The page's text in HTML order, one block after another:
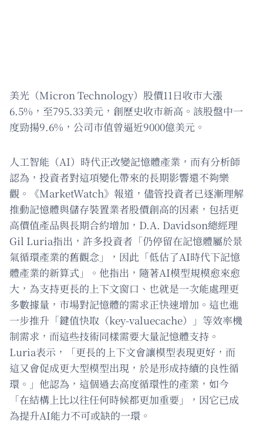
美光（Micron Technology）股價11日收市大漲
6.5%，至795.33美元，創歷史收市新高。該股盤中一
度勁揚9.6%，公司市值曾逼近9000億美元。
人工智能（AI）時代正改變記憶體產業，而有分析師
認為，投資者對這項變化帶來的長期影響還不夠樂
觀。《MarketWatch》報道，儘管投資者已逐漸理解
推動記憶體與儲存裝置業者股價創高的因素，包括更
高價值產品與長期合約增加，D.A. Davidson總經理
Gil Luria指出，許多投資者「仍停留在記憶體屬於景
氣循環產業的舊觀念」，因此「低估了AI時代下記憶
體產業的新算式」。他指出，隨著AI模型規模愈來愈
大，為支持更長的上下文窗口、也就是一次能處理更
多數據量，市場對記憶體的需求正快速增加。這也進
一步推升「鍵值快取（key-valuecache）」等效率機
制需求，而這些技術同樣需要大量記憶體支持。
Luria表示，「更長的上下文會讓模型表現更好，而
這又會促成更大型模型出現，於是形成持續的良性循
環。」他認為，這個過去高度循環性的產業，如今
「在結構上比以往任何時候都更加重要」，因它已成
為提升AI能力不可或缺的一環。